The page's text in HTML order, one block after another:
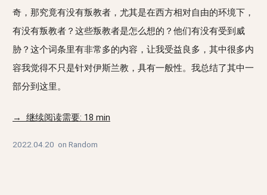
奇，那究竟有没有叛教者，尤其是在西方相对自由的环境下，
有没有叛教者？这些叛教者是怎么想的？他们有没有受到威
胁？这个词条里有非常多的内容，让我受益良多，其中很多内
容我觉得不只是针对伊斯兰教，具有一般性。我总结了其中一
部分到这里。
→ 继续阅读需要: 18 min
2022.04.20 on Random